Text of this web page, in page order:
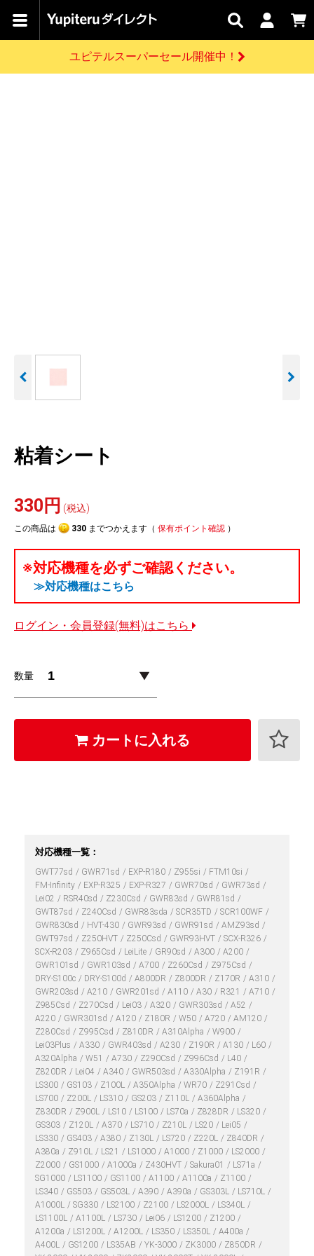
カテゴリで
キャン
ペーン
関連
サービス
お問い
合わせ
はじめての
アウトレット
駐車監視セット
開催中のキャンペーン
お買い物ガイド
ログインする
ユピテルスーパーセール開催中！
対応機種一覧：
GWT77sd GWR71sd EXP-R180 Z955si
FTM10si
FM-Infinity
EXP-R325 EXP-R327 GWR70sd
GWR73sd
Lei02
RSR40sd Z230Csd GWR83sd
GWR81sd
GWT87sd
Z240Csd GWR83sda SCR35TD
SCR100WF
GWR830sd
HVT-430 GWR93sd GWR91sd
AMZ93sd
GWT97sd
Z250HVT Z250Csd GWR93HVT
SCX-R326
SCX-R203
Z965Csd LeiLite GR90sd A300
A200
GWR101sd
GWR103sd A700 Z260Csd
Z975Csd
DRY-S100c
DRY-S100d A800DR Z800DR Z170R
A310
GWR203sd
A210 GWR201sd A110 A30 R321
A710
Z985Csd
Z270Csd Lei03 A320 GWR303sd
A52
A220
GWR301sd A120 Z180R W50 A720
AM120
Z280Csd
Z995Csd Z810DR A310Alpha
W900
Lei03Plus
A330 GWR403sd A230 Z190R A130
L60
A320Alpha
W51 A730 Z290Csd Z996Csd
L40
Z820DR
Lei04 A340 GWR503sd A330Alpha
Z191R
LS300
GS103 Z100L A350Alpha WR70
Z291Csd
LS700
Z200L LS310 GS203 Z110L
A360Alpha
Z830DR
Z900L LS10 LS100 LS70a Z828DR
LS320
GS303
Z120L A370 LS710 Z210L LS20
Lei05
LS330
GS403 A380 Z130L LS720 Z220L
Z840DR
A380a
Z910L LS21 LS1000 A1000 Z1000
LS2000
Z2000
GS1000 A1000a Z430HVT Sakura01
LS71a
SG1000
LS1100 GS1100 A1100 A1100a
Z1100
LS340
GS503 GS503L A390 A390a GS303L
LS710L
A1000L
SG330 LS2100 Z2100 LS2000L
LS340L
LS1100L
A1100L LS730 Lei06 LS1200
Z1200
A1200a
LS1200L A1200L LS350 LS350L
A400a
A400L
GS1200 LS35AB YK-3000 ZK3000
Z850DR
粘着シート
330円 (税込)
この商品は 330 までつかえます（ 保有ポイント確認 ）
※対応機種を必ずご確認ください。
≫対応機種はこちら
ログイン・会員登録(無料)はこちら
数量
カートに入れる